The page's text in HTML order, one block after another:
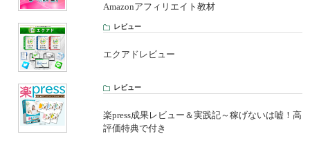
Amazonアフィリエイト教材
レビュー
エクアドレビュー
レビュー
楽press成果レビュー＆実践記～稼げないは嘘！高
評価特典で付き